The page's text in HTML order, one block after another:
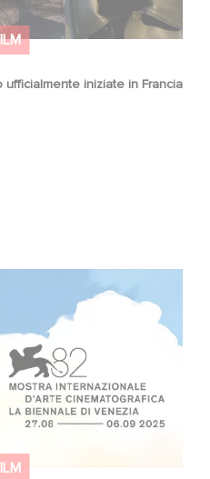
iniziate in Francia